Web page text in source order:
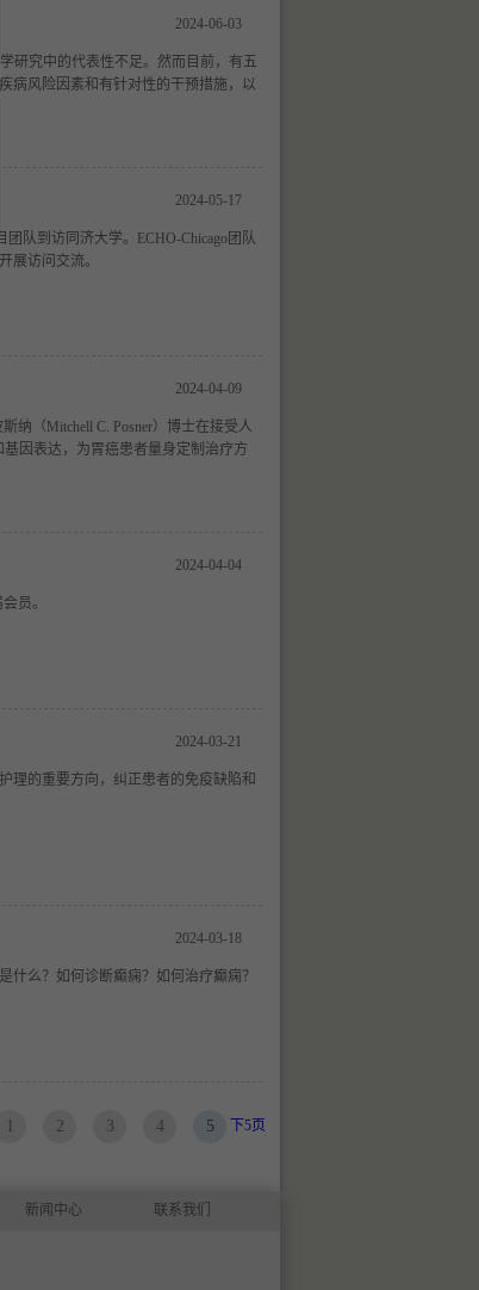
2024-06-03
研究中的代表性不足。然而目前，有五
病风险因素和有针对性的干预措施，以
2024-05-17
队到访同济大学。ECHO-Chicago团队
展访问交流。
2024-04-09
纳（Mitchell C. Posner）博士在接受人
因表达，为胃癌患者量身定制治疗方
2024-04-04
员。
2024-03-21
理的重要方向，纠正患者的免疫缺陷和
2024-03-18
什么？如何诊断癫痫？如何治疗癫痫？
2 3 4 5 下5页
新闻中心 联系我们